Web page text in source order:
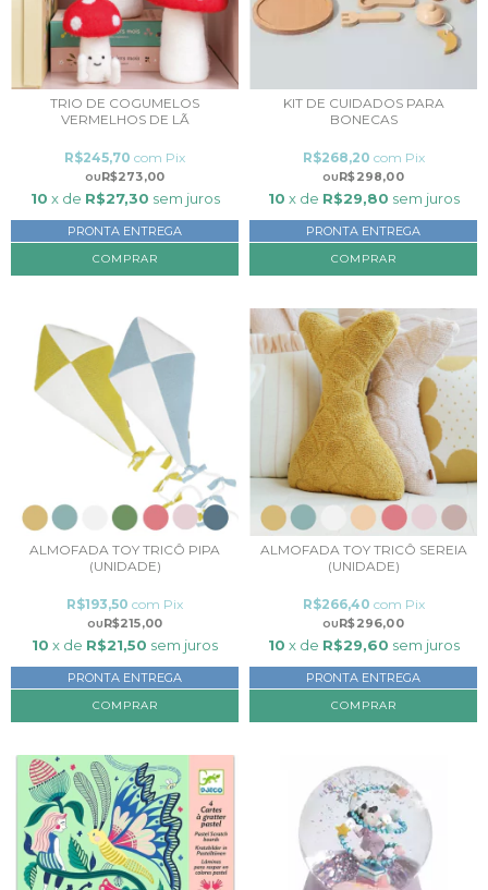
TRIO DE COGUMELOS
VERMELHOS DE LÃ
R$273,00
R$245,70 com Pix
10 x de R$27,30 sem juros
PRONTA ENTREGA
KIT DE CUIDADOS PARA
BONECAS
R$298,00
R$268,20 com Pix
10 x de R$29,80 sem juros
PRONTA ENTREGA
ALMOFADA TOY TRICÔ PIPA
(UNIDADE)
R$215,00
R$193,50 com Pix
10 x de R$21,50 sem juros
PRONTA ENTREGA
COMPRAR
ALMOFADA TOY TRICÔ SEREIA
(UNIDADE)
R$296,00
R$266,40 com Pix
10 x de R$29,60 sem juros
PRONTA ENTREGA
COMPRAR